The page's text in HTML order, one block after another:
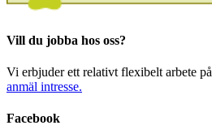
Vill du jobba hos oss?
Vi erbjuder ett relativt flexibelt arbete
anmäl intresse.
Facebook